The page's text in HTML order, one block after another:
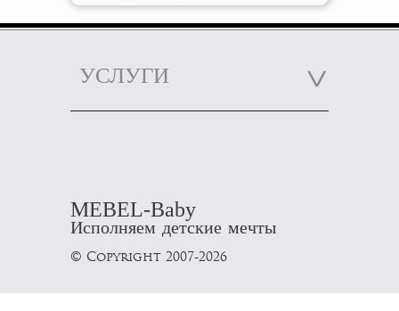
УСЛУГИ
MEBEL-Baby
Исполняем детские мечты
© Copyright 2007-2026